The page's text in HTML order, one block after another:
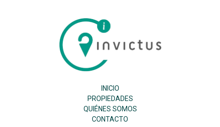
Inmobiliaria
Invictus
INICIO
PROPIEDADES
QUIÉNES SOMOS
CONTACTO